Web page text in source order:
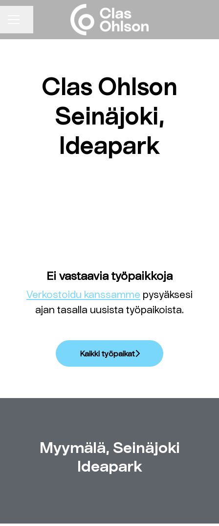
Clas Ohlson
Seinäjoki,
Ideapark
Ei vastaavia työpaikkoja
Verkostoidu kanssamme pysyäksesi
ajan tasalla uusista työpaikoista.
Kaikki työpaikat
Myymälä, Seinäjoki
Ideapark